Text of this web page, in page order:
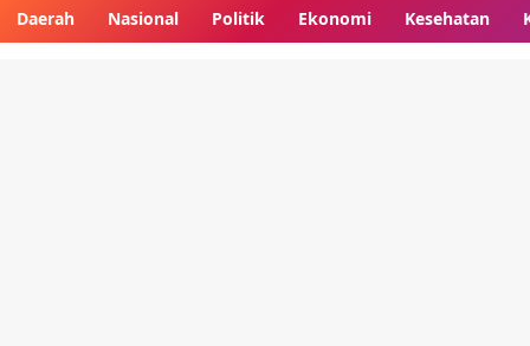
Daerah Nasional Politik Ekonomi Kesehatan